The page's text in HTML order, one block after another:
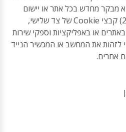
מבקר מחדש בכל אתר או יישום
שהוא צד של השירותים; וכן (2) קבצי Cookie של צד שלישי,
או באפליקציות וספקי שירות
לזהות את המחשב או המכשיר הנייד
אחרים.